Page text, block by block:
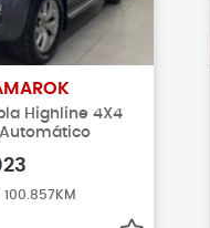
Highline 4X4